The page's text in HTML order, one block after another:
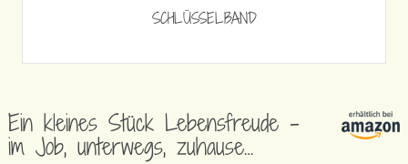
SCHLÜSSELBAND
Ein kleines Stück Lebensfreude –
im Job, unterwegs, zuhause…